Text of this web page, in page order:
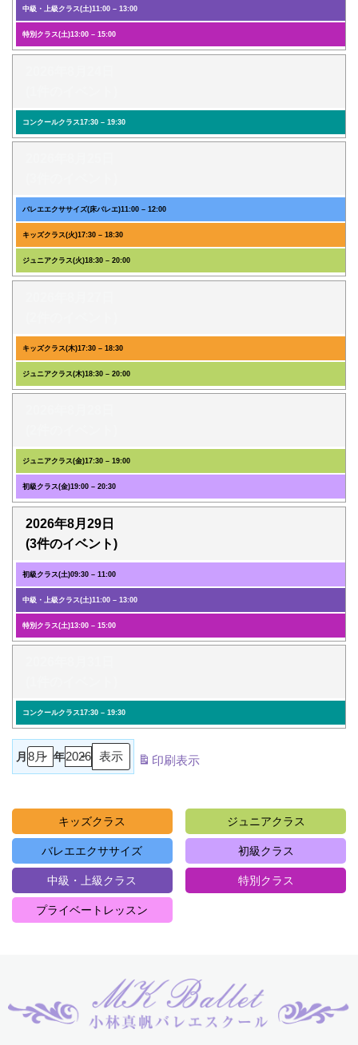
中級・上級クラス(土)11:00 – 13:00
特別クラス(土)13:00 – 15:00
コンクールクラス17:30 – 19:30
バレエエクササイズ(床バレエ)11:00 – 12:00
キッズクラス(火)17:30 – 18:30
ジュニアクラス(火)18:30 – 20:00
キッズクラス(木)17:30 – 18:30
ジュニアクラス(木)18:30 – 20:00
ジュニアクラス(金)17:30 – 19:00
初級クラス(金)19:00 – 20:30
2026年8月29日
(3件のイベント)
初級クラス(土)09:30 – 11:00
中級・上級クラス(土)11:00 – 13:00
特別クラス(土)13:00 – 15:00
コンクールクラス17:30 – 19:30
月 年 印刷表示
キッズクラス ジュニアクラス
バレエエクササイズ 初級クラス
中級・上級クラス 特別クラス
プライベートレッスン